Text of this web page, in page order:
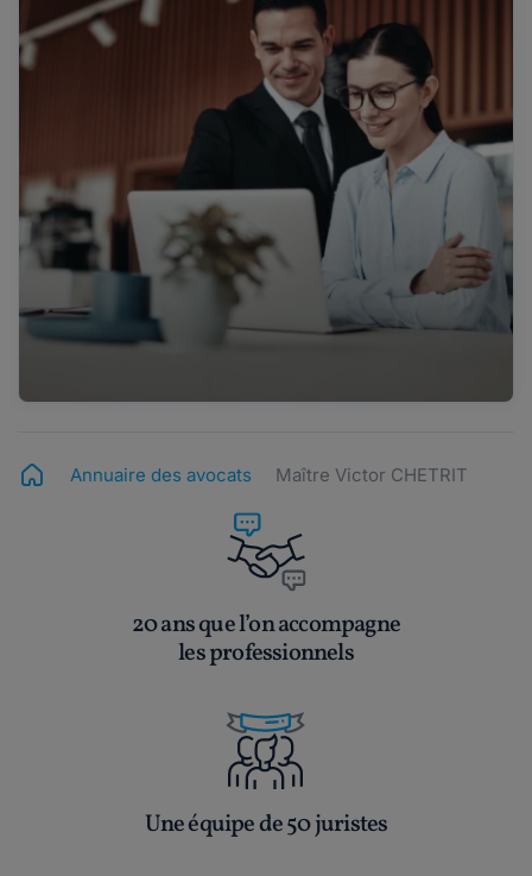
Annuaire des avocats Maître Victor CHETRIT
20 ans que l’on accompagne
les professionnels
Une équipe de 50 juristes